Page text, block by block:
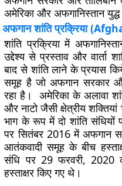
अमेरिका और अफगानिस्तान
अफगान शांति प्रक्रिया
शांति प्रक्रिया में
उद्देश्य से प्रस्ताव और
बाद से शांति लाने के प्रयास
समूह है जो अफगान सरकार
रहा है। अमेरिका के अलावा
और नाटो जैसी क्षेत्रीय
भाग के रूप में दो शांति संधियों
पर सितंबर 2016 में अफगान
आतंकवादी समूह के बीच
संधि पर 29 फरवरी, 2020
हस्ताक्षर किए गए थे।